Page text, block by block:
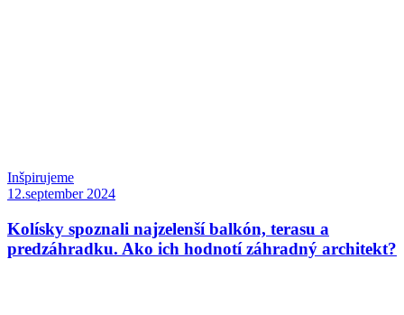
Inšpirujeme
12.september 2024
Kolísky spoznali najzelenší balkón, terasu a
predzáhradku. Ako ich hodnotí záhradný architekt?